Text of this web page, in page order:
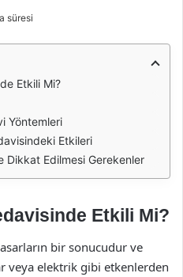
süresi
Etkili Mi?
Yöntemleri
Etkileri
Dikkat Edilmesi Gerekenler
Etkili Mi?
bir sonucudur ve
veya elektrik gibi etkenlerden